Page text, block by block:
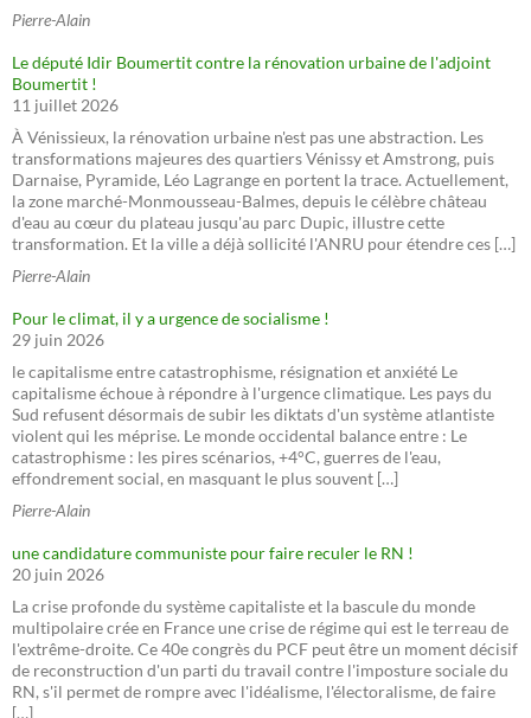
Pierre-Alain
Le député Idir Boumertit contre la rénovation urbaine de l'adjoint
Boumertit !
11 juillet 2026
À Vénissieux, la rénovation urbaine n'est pas une abstraction. Les
transformations majeures des quartiers Vénissy et Amstrong, puis
Darnaise, Pyramide, Léo Lagrange en portent la trace. Actuellement,
la zone marché-Monmousseau-Balmes, depuis le célèbre château
d'eau au cœur du plateau jusqu'au parc Dupic, illustre cette
transformation. Et la ville a déjà sollicité l'ANRU pour étendre ces […]
Pierre-Alain
Pour le climat, il y a urgence de socialisme !
29 juin 2026
le capitalisme entre catastrophisme, résignation et anxiété Le
capitalisme échoue à répondre à l'urgence climatique. Les pays du
Sud refusent désormais de subir les diktats d'un système atlantiste
violent qui les méprise. Le monde occidental balance entre : Le
catastrophisme : les pires scénarios, +4°C, guerres de l'eau,
effondrement social, en masquant le plus souvent […]
Pierre-Alain
une candidature communiste pour faire reculer le RN !
20 juin 2026
La crise profonde du système capitaliste et la bascule du monde
multipolaire crée en France une crise de régime qui est le terreau de
l'extrême-droite. Ce 40e congrès du PCF peut être un moment décisif
de reconstruction d'un parti du travail contre l'imposture sociale du
RN, s'il permet de rompre avec l'idéalisme, l'électoralisme, de faire
[…]